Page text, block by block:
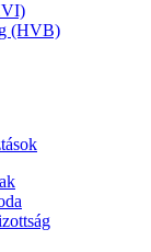
(HVB)